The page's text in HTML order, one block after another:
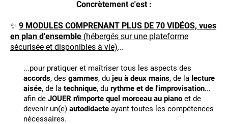
Concrètement c'est :
✨ 9 MODULES COMPRENANT PLUS DE 70 VIDÉOS, vues
en plan d'ensemble (hébergés sur une plateforme
sécurisée et disponibles à vie)...
...pour pratiquer et maîtriser tous les aspects des
accords, des gammes, du jeu à deux mains, de la lecture
aisée, de la technique, du rythme et de l'improvisation...
afin de JOUER n'importe quel morceau au piano et de
devenir un(e) autodidacte ayant toutes les compétences
nécessaires.